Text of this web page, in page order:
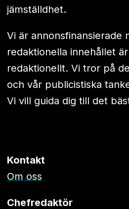
jämställdhet.
Vi är annonsfinansierade
redaktionella innehållet
redaktionellt. Vi tror på
och vår publicistiska
Vi vill guida dig till det
Kontakt
Om oss
Chefredaktör